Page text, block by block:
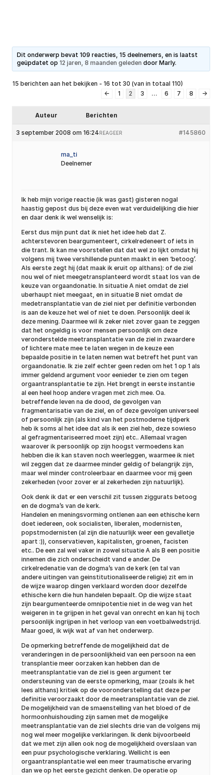
Dit onderwerp bevat 109 reacties, 15 deelnemers, en is laatst
geüpdatet op12 jaren, 8 maanden geleden doorMarly.
15 berichten aan het bekijken - 16 tot 30 (van in totaal 110)
←
1 2 3 … 6 7 8 →
Auteur Berichten
3 september 2008 om 16:24 #145860
REAGEER
ma_ti
Deelnemer
Ik heb mijn vorige reactie (ik was gast) gisteren nogal
haastig gepost dus bij deze even wat verduidelijking die hier
en daar denk ik wel wenselijk is:
Eerst dus mijn punt dat ik niet het idee heb dat Z.
achterstevoren beargumenteert, cirkelredeneert of iets in
die trant. Ik kan me voorstellen dat dat wel zo lijkt omdat hij
volgens mij twee vershillende punten maakt in een ‘betoog’.
Als eerste zegt hij (dat maak ik eruit op althans): of de ziel
nou wel of niet meegetransplanteerd wordt staat los van de
keuze van orgaandonatie. In situatie A niet omdat de ziel
uberhaupt niet meegaat, en in situatie B niet omdat de
medetransplantatie van de ziel niet per definitie verbonden
is aan de keuze het wel of niet te doen. Persoonlijk deel ik
deze mening. Daarmee wil ik zeker niet zover gaan te zeggen
dat het ongeldig is voor mensen persoonlijk om deze
veronderstelde meetransplantatie van de ziel in zwaardere
of lichtere mate mee te laten wegen in de keuze een
bepaalde positie in te laten nemen wat betreft het punt van
orgaandonatie. Ik zie zelf echter geen reden om het 1 op 1 als
immer geldend argument voor eenieder te zien om tegen
orgaantransplantatie te zijn. Het brengt in eerste instantie
al een heel hoop andere vragen met zich mee. Oa.
betreffende leven na de dood, de gevolgen van
fragmentarisatie van de ziel, en of deze gevolgen universeel
of persoonlijk zijn (als kind van het postmoderne tijdperk
heb ik soms al het idee dat als ik een ziel heb, deze sowieso
al gefragmentariseerred moet zijn) etc.. Allemaal vragen
waarover ik persoonlijk op zijn hoogst vermoedens kan
hebben die ik kan staven noch weerleggen, waarmee ik niet
wil zeggen dat ze daarmee minder geldig of belangrijk zijn,
maar wel minder controleerbaar en daarmee voor mij geen
zekerheden (voor zover er al zekerheden zijn natuurlijk).
Ook denk ik dat er een verschil zit tussen ziggurats betoog
en de dogma’s van de kerk.
Handelen en meningsvorming ontlenen aan een ethische kern
doet iedereen, ook socialisten, liberalen, modernisten,
popstmodernisten (al zijn die natuurlijk weer een gevalletje
apart :)), conservatieven, kapitalisten, groenen, facisten
etc.. De een zal wel vaker in zowel situatie A als B een positie
innemen die zich onderscheidt vand e ander. De
cirkelredenatie van de dogma’s van de kerk (en tal van
andere uitingen van geinstitutionaliseerde religie) zit em in
de wijze waarop dingen verklaard worden door dezelfde
ethische kern die hun handelen bepaalt. Op die wijze staat
zijn beargumenteerde omnipotentie niet in de weg van het
weigeren in te grijpen in het geval van onrecht en kan hij toch
persoonlijk ingrijpen in het verloop van een voetbalwedstrijd.
Maar goed, ik wijk wat af van het onderwerp.
De opmerking betreffende de mogelijkheid dat de
veranderingen in de persoonlijkheid van een persoon na een
transplantie meer oorzaken kan hebben dan de
meetransplantatie van de ziel is geen argument ter
ondersteuning van de eerste opmerking, maar (zoals ik het
lees althans) kritiek op de vooronderstelling dat deze per
definitie veroorzaakt door de meetransplantatie van de ziel.
De mogelijkheid van de smaenstelling van het bloed of de
hormoonhuishouding zijn samen met de mogelijke
meetransplantatie van de ziel slechts drie van de volgens mij
nog wel meer mogelijke verklaringen. Ik denk bijvoorbeeld
dat we met zijn allen ook nog de mogelijkheid overslaan van
een puur psychologische verklaring. Wellicht is een
orgaantransplantatie wel een meer traumatische ervaring
dan we op het eerste gezicht denken. De operatie op